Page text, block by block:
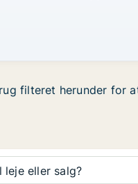
filteret herunder for
leje eller salg?